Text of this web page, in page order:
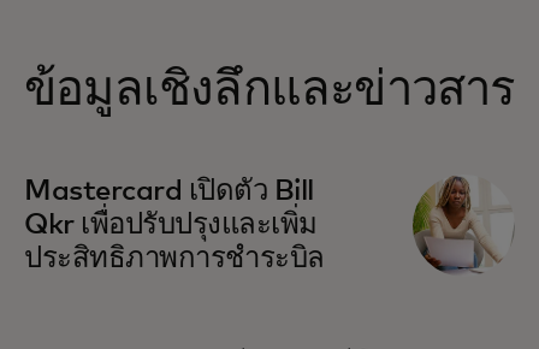
ข้อมูลเชิงลึกและข่าวสาร
Mastercard เปิดตัว Bill
Qkr เพื่อปรับปรุงและเพิ่ม
ประสิทธิภาพการชำระบิล